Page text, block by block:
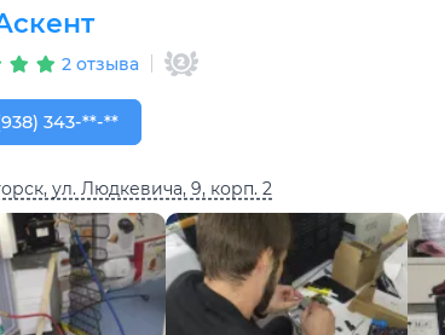
2 отзыва
343-99-00
343-**-**
ул. Людкевича, 9, корп. 2